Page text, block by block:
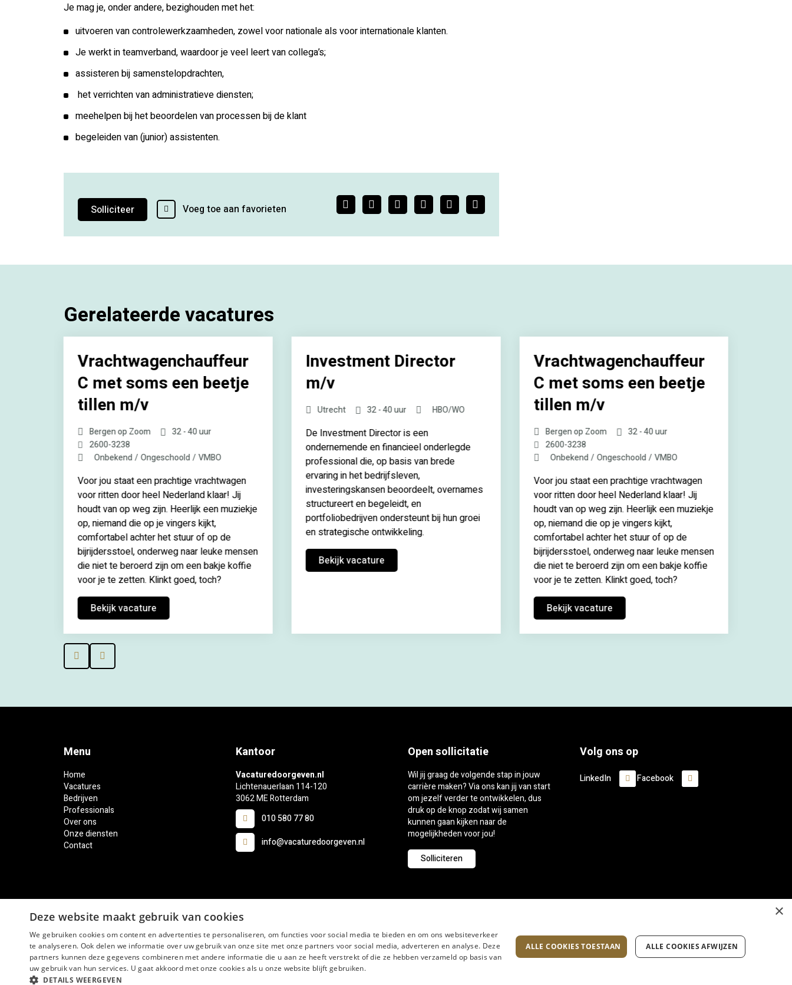
Je mag je, onder andere, bezighouden met het:
uitvoeren van controlewerkzaamheden, zowel voor nationale als voor internationale klanten.
Je werkt in teamverband, waardoor je veel leert van collega’s;
assisteren bij samenstelopdrachten,
het verrichten van administratieve diensten;
meehelpen bij het beoordelen van processen bij de klant
begeleiden van (junior) assistenten.
Facebook
TwitterLinkedInPinterestWhatsApp
E-
mail
Solliciteer Voeg toe aan favorieten
Gerelateerde vacatures
Vrachtwagenchauffeur
C met soms een beetje
tillen m/v
Bergen op Zoom
32 - 40 uur
2600-3238
Onbekend
Ongeschoold VMBO
Voor jou staat een prachtige vrachtwagen
voor ritten door heel Nederland klaar! Jij
houdt van op weg zijn. Heerlijk een muziekje
op, niemand die op je vingers kijkt,
comfortabel achter het stuur of op de
bijrijdersstoel, onderweg naar leuke mensen
die niet te beroerd zijn om een bakje koffie
voor je te zetten. Klinkt goed, toch?
Bekijk vacature
Investment Director
m/v
Utrecht 32 - 40 uur HBO/WO
De Investment Director is een
ondernemende en financieel onderlegde
professional die, op basis van brede
ervaring in het bedrijfsleven,
investeringskansen beoordeelt, overnames
structureert en begeleidt, en
portfoliobedrijven ondersteunt bij hun groei
en strategische ontwikkeling.
Bekijk vacature
Vrachtwagenchauffeur
C met soms een beetje
tillen m/v
Bergen op Zoom
32 - 40 uur
2600-3238
Onbekend
Ongeschoold VMBO
Voor jou staat een prachtige vrachtwagen
voor ritten door heel Nederland klaar! Jij
houdt van op weg zijn. Heerlijk een muziekje
op, niemand die op je vingers kijkt,
comfortabel achter het stuur of op de
bijrijdersstoel, onderweg naar leuke mensen
die niet te beroerd zijn om een bakje koffie
voor je te zetten. Klinkt goed, toch?
Bekijk vacature
Prev
Menu
Home
Vacatures
Bedrijven
Professionals
Over ons
Onze diensten
Contact
Kantoor
Vacaturedoorgeven.nl
Lichtenauerlaan 114-120
3062 ME Rotterdam
010 580 77 80
info@vacaturedoorgeven.nl
Open sollicitatie
Wil jij graag de volgende stap in jouw
carrière maken? Via ons kan jij van start
om jezelf verder te ontwikkelen, dus
druk op de knop zodat wij samen
kunnen gaan kijken naar de
mogelijkheden voor jou!
Solliciteren
Volg ons op
LinkedIn Facebook
Privacy statementAlgemene voorwaarden ©vacaturedoorgeven.nl 2026
×
Deze website maakt gebruik van cookies
We gebruiken cookies om content en advertenties te personaliseren, om functies voor social media te bieden en om ons websiteverkeer
te analyseren. Ook delen we informatie over uw gebruik van onze site met onze partners voor social media, adverteren en analyse. Deze
partners kunnen deze gegevens combineren met andere informatie die u aan ze heeft verstrekt of die ze hebben verzameld op basis van
uw gebruik van hun services. U gaat akkoord met onze cookies als u onze website blijft gebruiken.
DETAILS WEERGEVEN
ALLE COOKIES TOESTAAN ALLE COOKIES AFWIJZEN